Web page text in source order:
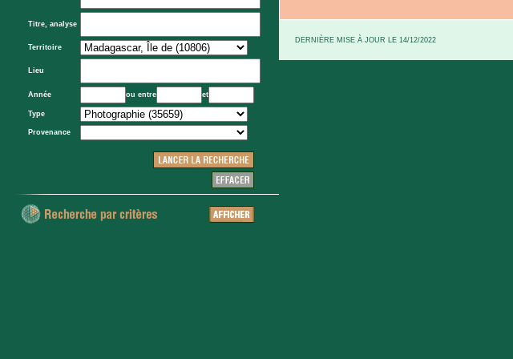
Titre, analyse
Territoire
Lieu
Année ou entre et
Type
Provenance
DERNIÈRE MISE À JOUR LE 14/12/2022